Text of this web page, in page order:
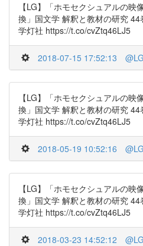
【LG】「ホモセクシュアルの
換」国文学 解釈と教材の研究
学灯社 https://t.co/cvZtq46LJ5
2018-07-15 17:52:13
【LG】「ホモセクシュアルの
換」国文学 解釈と教材の研究
学灯社 https://t.co/cvZtq46LJ5
2018-05-19 10:52:16
【LG】「ホモセクシュアルの
換」国文学 解釈と教材の研究
学灯社 https://t.co/cvZtq46LJ5
2018-03-23 14:52:12